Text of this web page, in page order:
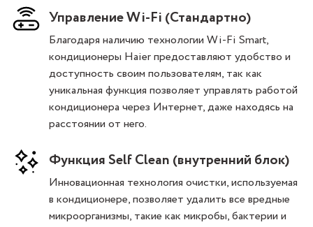
Управление Wi-Fi (Стандартно)
Благодаря наличию технологии Wi-Fi Smart,
кондиционеры Haier предоставляют удобство и
доступность своим пользователям, так как
уникальная функция позволяет управлять работой
кондиционера через Интернет, даже находясь на
расстоянии от него.
Функция Self Clean (внутренний блок)
Инновационная технология очистки, используемая
в кондиционере, позволяет удалить все вредные
микроорганизмы, такие как микробы, бактерии и